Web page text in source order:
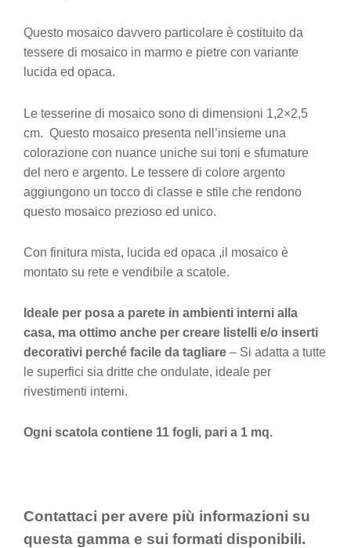
Questo mosaico davvero particolare è costituito da
tessere di mosaico in marmo e pietre con variante
lucida ed opaca.
Le tesserine di mosaico sono di dimensioni 1,2×2,5
cm. Questo mosaico presenta nell’insieme una
colorazione con nuance uniche sui toni e sfumature
del nero e argento. Le tessere di colore argento
aggiungono un tocco di classe e stile che rendono
questo mosaico prezioso ed unico.
Con finitura mista, lucida ed opaca ,il mosaico è
montato su rete e vendibile a scatole.
Ideale per posa a parete in ambienti interni alla
casa, ma ottimo anche per creare listelli e/o inserti
decorativi perché facile da tagliare – Si adatta a tutte
le superfici sia dritte che ondulate, ideale per
rivestimenti interni.
Ogni scatola contiene 11 fogli, pari a 1 mq.
Contattaci per avere più informazioni su
questa gamma e sui formati disponibili.